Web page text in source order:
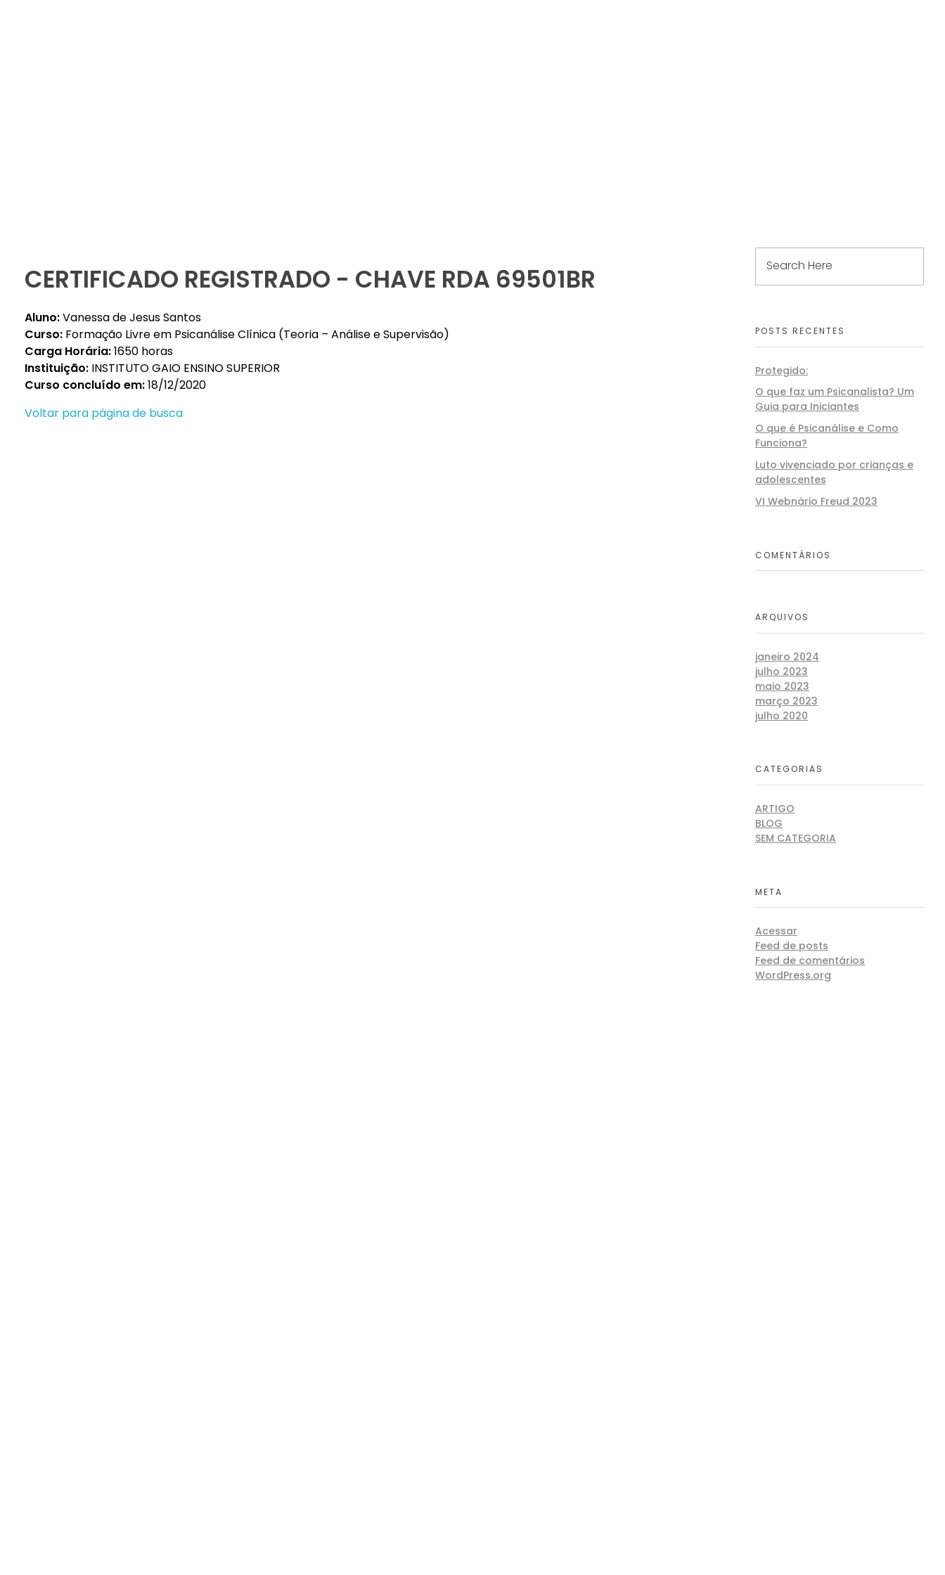
CERTIFICADO REGISTRADO - CHAVE RDA 69501BR
Aluno:Vanessa de Jesus Santos
Curso: Formação Livre em Psicanálise Clínica (Teoria – Análise e Supervisão)
Carga Horária:1650 horas
Instituição: INSTITUTO GAIO ENSINO SUPERIOR
Curso concluído em:18/12/2020
Voltar para página de busca
POSTS RECENTES
Protegido:
O que faz um Psicanalista? Um
Guia para Iniciantes
O que é Psicanálise e Como
Funciona?
Luto vivenciado por crianças e
adolescentes
VI Webnário Freud 2023
COMENTÁRIOS
ARQUIVOS
janeiro 2024
julho 2023
maio 2023
março 2023
julho 2020
CATEGORIAS
ARTIGO
BLOG
SEM CATEGORIA
META
Acessar
Feed de posts
Feed de comentários
WordPress.org